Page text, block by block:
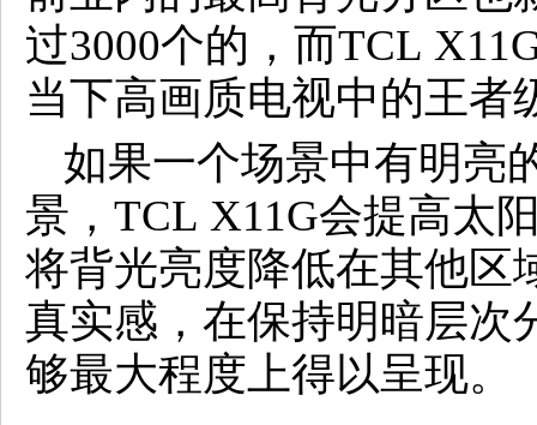
过3000个的，而TCL
当下高画质电视中的王者
如果一个场景中有明亮
景，TCL X11G会提高太
将背光亮度降低在其他区
真实感，在保持明暗层次
够最大程度上得以呈现。